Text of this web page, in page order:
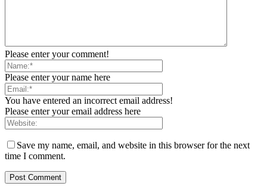
Please enter your comment!
Please enter your name here
You have entered an incorrect email address!
Please enter your email address here
Save my name, email, and website in this browser for the next
time I comment.